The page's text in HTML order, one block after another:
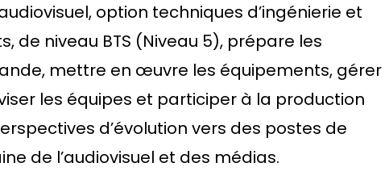
option techniques d’ingénierie et
de niveau BTS (Niveau 5), prépare les
mettre en œuvre les équipements, gérer
les équipes et participer à la production
d’évolution vers des postes de
de l’audiovisuel et des médias.